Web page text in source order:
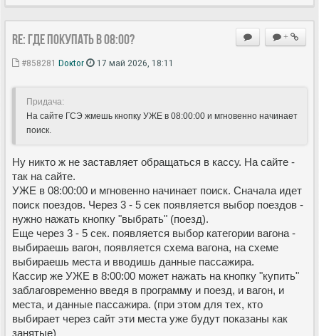
+
Re: Где покупать в 08:00?
#858281 Doкtor 17 май 2026, 18:11
Придача:
На сайте ГСЭ жмешь кнопку УЖЕ в 08:00:00 и мгновенно начинает
поиск.
Ну никто ж не заставляет обращаться в кассу. На сайте -
так на сайте.
УЖЕ в 08:00:00 и мгновенно начинает поиск. Сначала идет
поиск поездов. Через 3 - 5 сек появляется выбор поездов -
нужно нажать кнопку "выбрать" (поезд).
Еще через 3 - 5 сек. появляется выбор категории вагона -
выбираешь вагон, появляется схема вагона, на схеме
выбираешь места и вводишь данные пассажира.
Кассир же УЖЕ в 8:00:00 может нажать на кнопку "купить"
заблаговременно введя в программу и поезд, и вагон, и
места, и данные пассажира. (при этом для тех, кто
выбирает через сайт эти места уже будут показаны как
занятые)